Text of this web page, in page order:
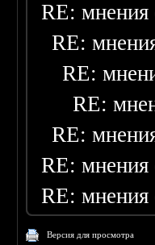
RE: мнения
RE:
RE:
RE:
RE:
RE: мнения
RE: мнения
Версия для просмотра